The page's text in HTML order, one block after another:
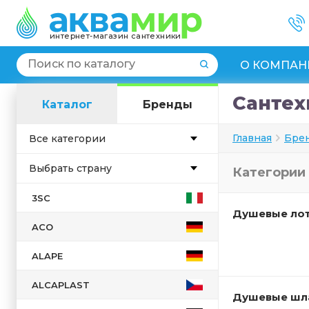
интернет-магазин сантехники
О
Каталог Бренды
Все категории
Выбрать страну
Англия
Испания
3SC
ACO
ALAPE
ALCAPLAST
Главная
Душевые
Душевые